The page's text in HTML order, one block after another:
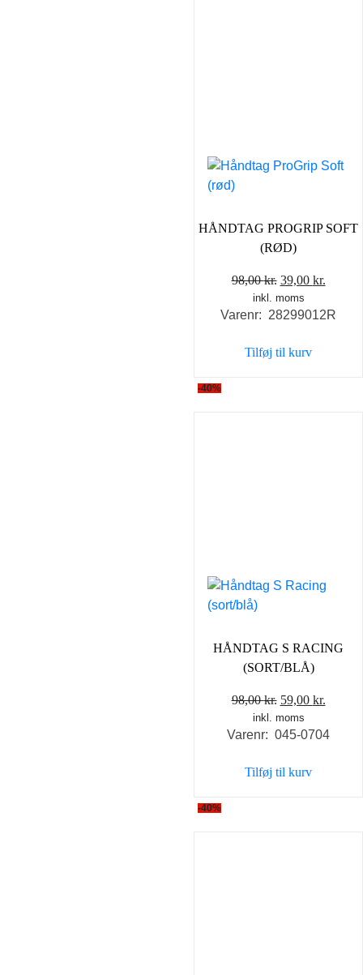
HÅNDTAG PROGRIP SOFT
(RØD)
98,00kr. Den
oprindelige
pris
98,00 kr..
39,00 kr.
pris
inkl. moms
Varenr: 28299012R
Tilføj til kurv
-40%
HÅNDTAG S RACING
(SORT/BLÅ)
98,00kr. Den
oprindelige
pris
98,00 kr..
59,00 kr.
pris
inkl. moms
Varenr: 045-0704
Tilføj til kurv
-40%